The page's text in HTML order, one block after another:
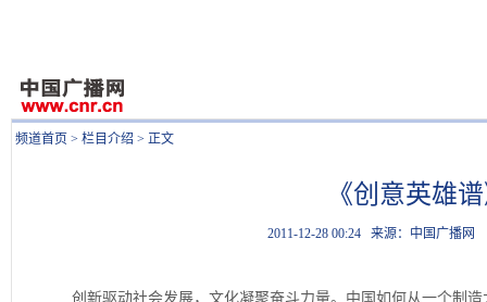
频道首页 > 栏目介绍 > 正文
《创意英雄
2011-12-28 00:24 来源：中国广播网
创新驱动社会发展，文化凝聚奋斗力量。中国如何从一个制造